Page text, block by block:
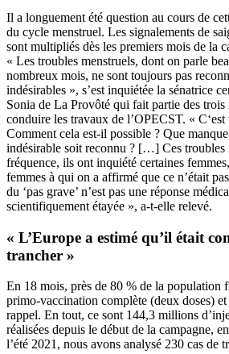
Il a longuement été question au cours de
du cycle menstruel. Les signalements de
sont multipliés dès les premiers mois de la
« Les troubles menstruels, dont on parle
nombreux mois, ne sont toujours pas
indésirables », s’est inquiétée la sénatrice
Sonia de La Provôté qui fait partie des trois
conduire les travaux de l’OPECST. « C‘est
Comment cela est-il possible ? Que
indésirable soit reconnu ? […] Ces troubles
fréquence, ils ont inquiété certaines
femmes à qui on a affirmé que ce n’était
du ‘pas grave’ n’est pas une réponse
scientifiquement étayée », a-t-elle relevé.
« L’Europe a estimé qu’il était
trancher »
En 18 mois, près de 80 % de la population
primo-vaccination complète (deux doses)
rappel. En tout, ce sont 144,3 millions
réalisées depuis le début de la campagne,
l’été 2021, nous avons analysé 230 cas de